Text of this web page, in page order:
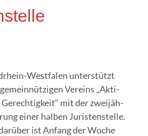
West­fa­len unter­stützt
Ver­eins „Akti­
mit der zwei­jäh­
einer hal­ben Juris­ten­stel­le.
ist Anfang der Woche